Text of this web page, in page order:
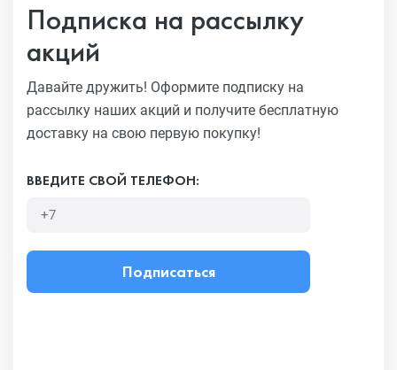
Подписка на рассылку
акций
Давайте дружить! Оформите подписку на
рассылку наших акций и получите бесплатную
доставку на свою первую покупку!
ВВЕДИТЕ СВОЙ ТЕЛЕФОН:
Подписаться